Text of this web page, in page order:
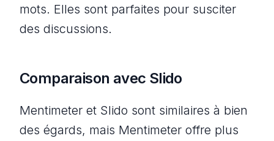
mots. Elles sont parfaites pour susciter
des discussions.
Comparaison avec Slido
Mentimeter et Slido sont similaires à bien
des égards, mais Mentimeter offre plus